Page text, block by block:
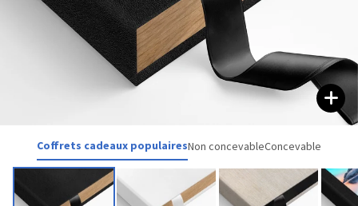
Coffrets cadeaux populairesNon concevableConcevable